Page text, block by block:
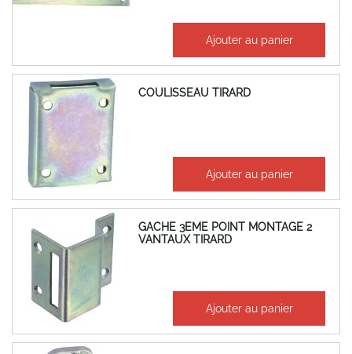
Ajouter au panier
COULISSEAU TIRARD
3,07 €
2,56 € Ajouter au panier
GACHE 3EME POINT MONTAGE 2
VANTAUX TIRARD
3,74 €
3,12 € Ajouter au panier